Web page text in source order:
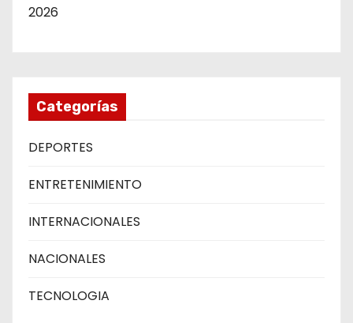
2026
Categorías
DEPORTES
ENTRETENIMIENTO
INTERNACIONALES
NACIONALES
TECNOLOGIA